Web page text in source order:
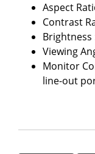
Aspect
Contrast
Brightness
Viewing
Monitor
line-out